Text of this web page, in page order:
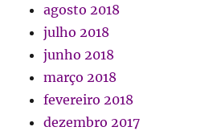
agosto 2018
julho 2018
junho 2018
março 2018
fevereiro 2018
dezembro 2017